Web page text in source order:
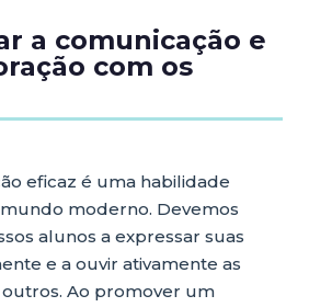
a comunicação e
com os
eficaz é uma habilidade
moderno. Devemos
alunos a expressar suas
e a ouvir ativamente as
Ao promover um